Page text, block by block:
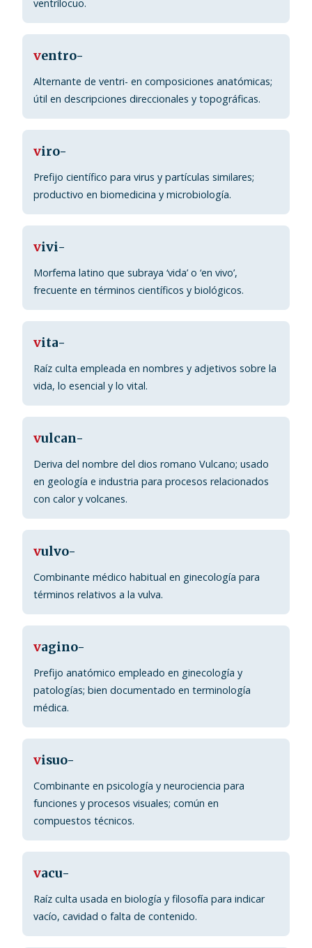
ventrílocuo.
ventro-
Alternante de ventri- en composiciones anatómicas;
útil en descripciones direccionales y topográficas.
viro-
Prefijo científico para virus y partículas similares;
productivo en biomedicina y microbiología.
vivi-
Morfema latino que subraya ‘vida’ o ‘en vivo’,
frecuente en términos científicos y biológicos.
vita-
Raíz culta empleada en nombres y adjetivos sobre la
vida, lo esencial y lo vital.
vulcan-
Deriva del nombre del dios romano Vulcano; usado
en geología e industria para procesos relacionados
con calor y volcanes.
vulvo-
Combinante médico habitual en ginecología para
términos relativos a la vulva.
vagino-
Prefijo anatómico empleado en ginecología y
patologías; bien documentado en terminología
médica.
visuo-
Combinante en psicología y neurociencia para
funciones y procesos visuales; común en
compuestos técnicos.
vacu-
Raíz culta usada en biología y filosofía para indicar
vacío, cavidad o falta de contenido.